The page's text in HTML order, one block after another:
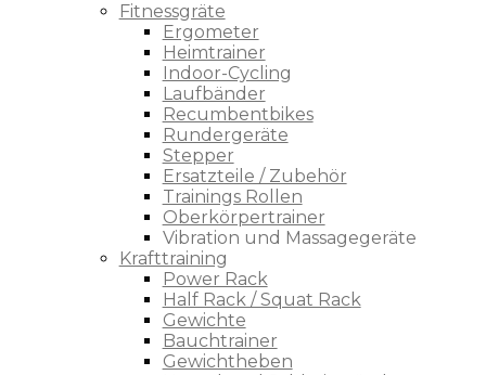
Fitnessgräte
Ergometer
Heimtrainer
Indoor-Cycling
Laufbänder
Recumbentbikes
Rundergeräte
Stepper
Ersatzteile / Zubehör
Trainings Rollen
Oberkörpertrainer
Vibration und Massagegeräte
Krafttraining
Power Rack
Half Rack / Squat Rack
Gewichte
Bauchtrainer
Gewichtheben